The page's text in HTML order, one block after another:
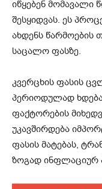
იწყებენ მომავალი
შესყიდვას. ეს
ახდენს
საცალო ფასზე.
კვერცხის ფასის
პერიოდულად
ფაქტორების
უკავშირდება
ფასის მატებას,
ზოგად ინფლაციურ